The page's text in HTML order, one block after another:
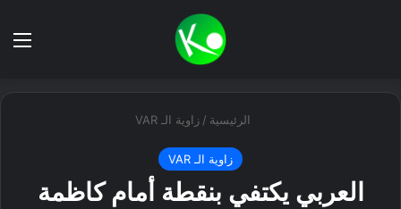
الرئيسية / زاوية الـ VAR
زاوية الـ VAR
العربي يكتفي بنقطة أمام كاظمة